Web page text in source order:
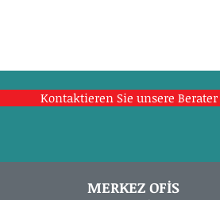
MERKEZ OFİS
Kontaktieren Sie unsere Berater